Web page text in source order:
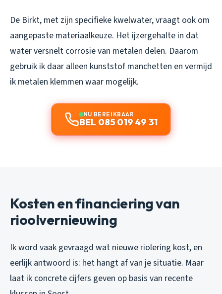
De Birkt, met zijn specifieke kwelwater, vraagt ook om
aangepaste materiaalkeuze. Het ijzergehalte in dat
water versnelt corrosie van metalen delen. Daarom
gebruik ik daar alleen kunststof manchetten en vermijd
ik metalen klemmen waar mogelijk.
NU BEREIKBAAR
BEL 085 019 49 31
Kosten en financiering van
rioolvernieuwing
Ik word vaak gevraagd wat nieuwe riolering kost, en
eerlijk antwoord is: het hangt af van je situatie. Maar
laat ik concrete cijfers geven op basis van recente